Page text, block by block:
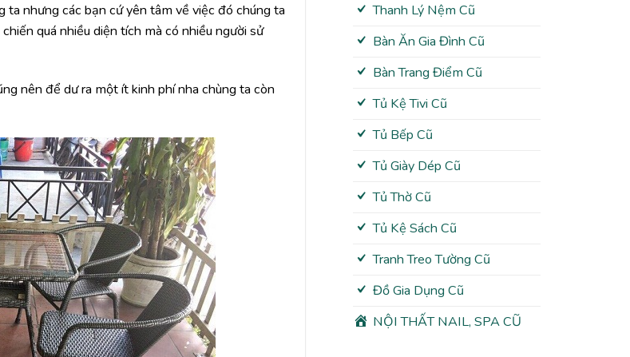
nhưng các bạn cứ yên tâm về việc đó chúng ta
quá nhiều diện tích mà có nhiều người sử
nên để dư ra một ít kinh phí nha chùng ta còn
Thanh Lý Nệm Cũ
Bàn Ăn Gia Đình Cũ
Bàn Trang Điểm Cũ
Tủ Kệ Tivi Cũ
Tủ Bếp Cũ
Tủ Giày Dép Cũ
Tủ Thờ Cũ
Tủ Kệ Sách Cũ
Tranh Treo Tường Cũ
Đồ Gia Dụng Cũ
NỘI THẤT NAIL, SPA CŨ